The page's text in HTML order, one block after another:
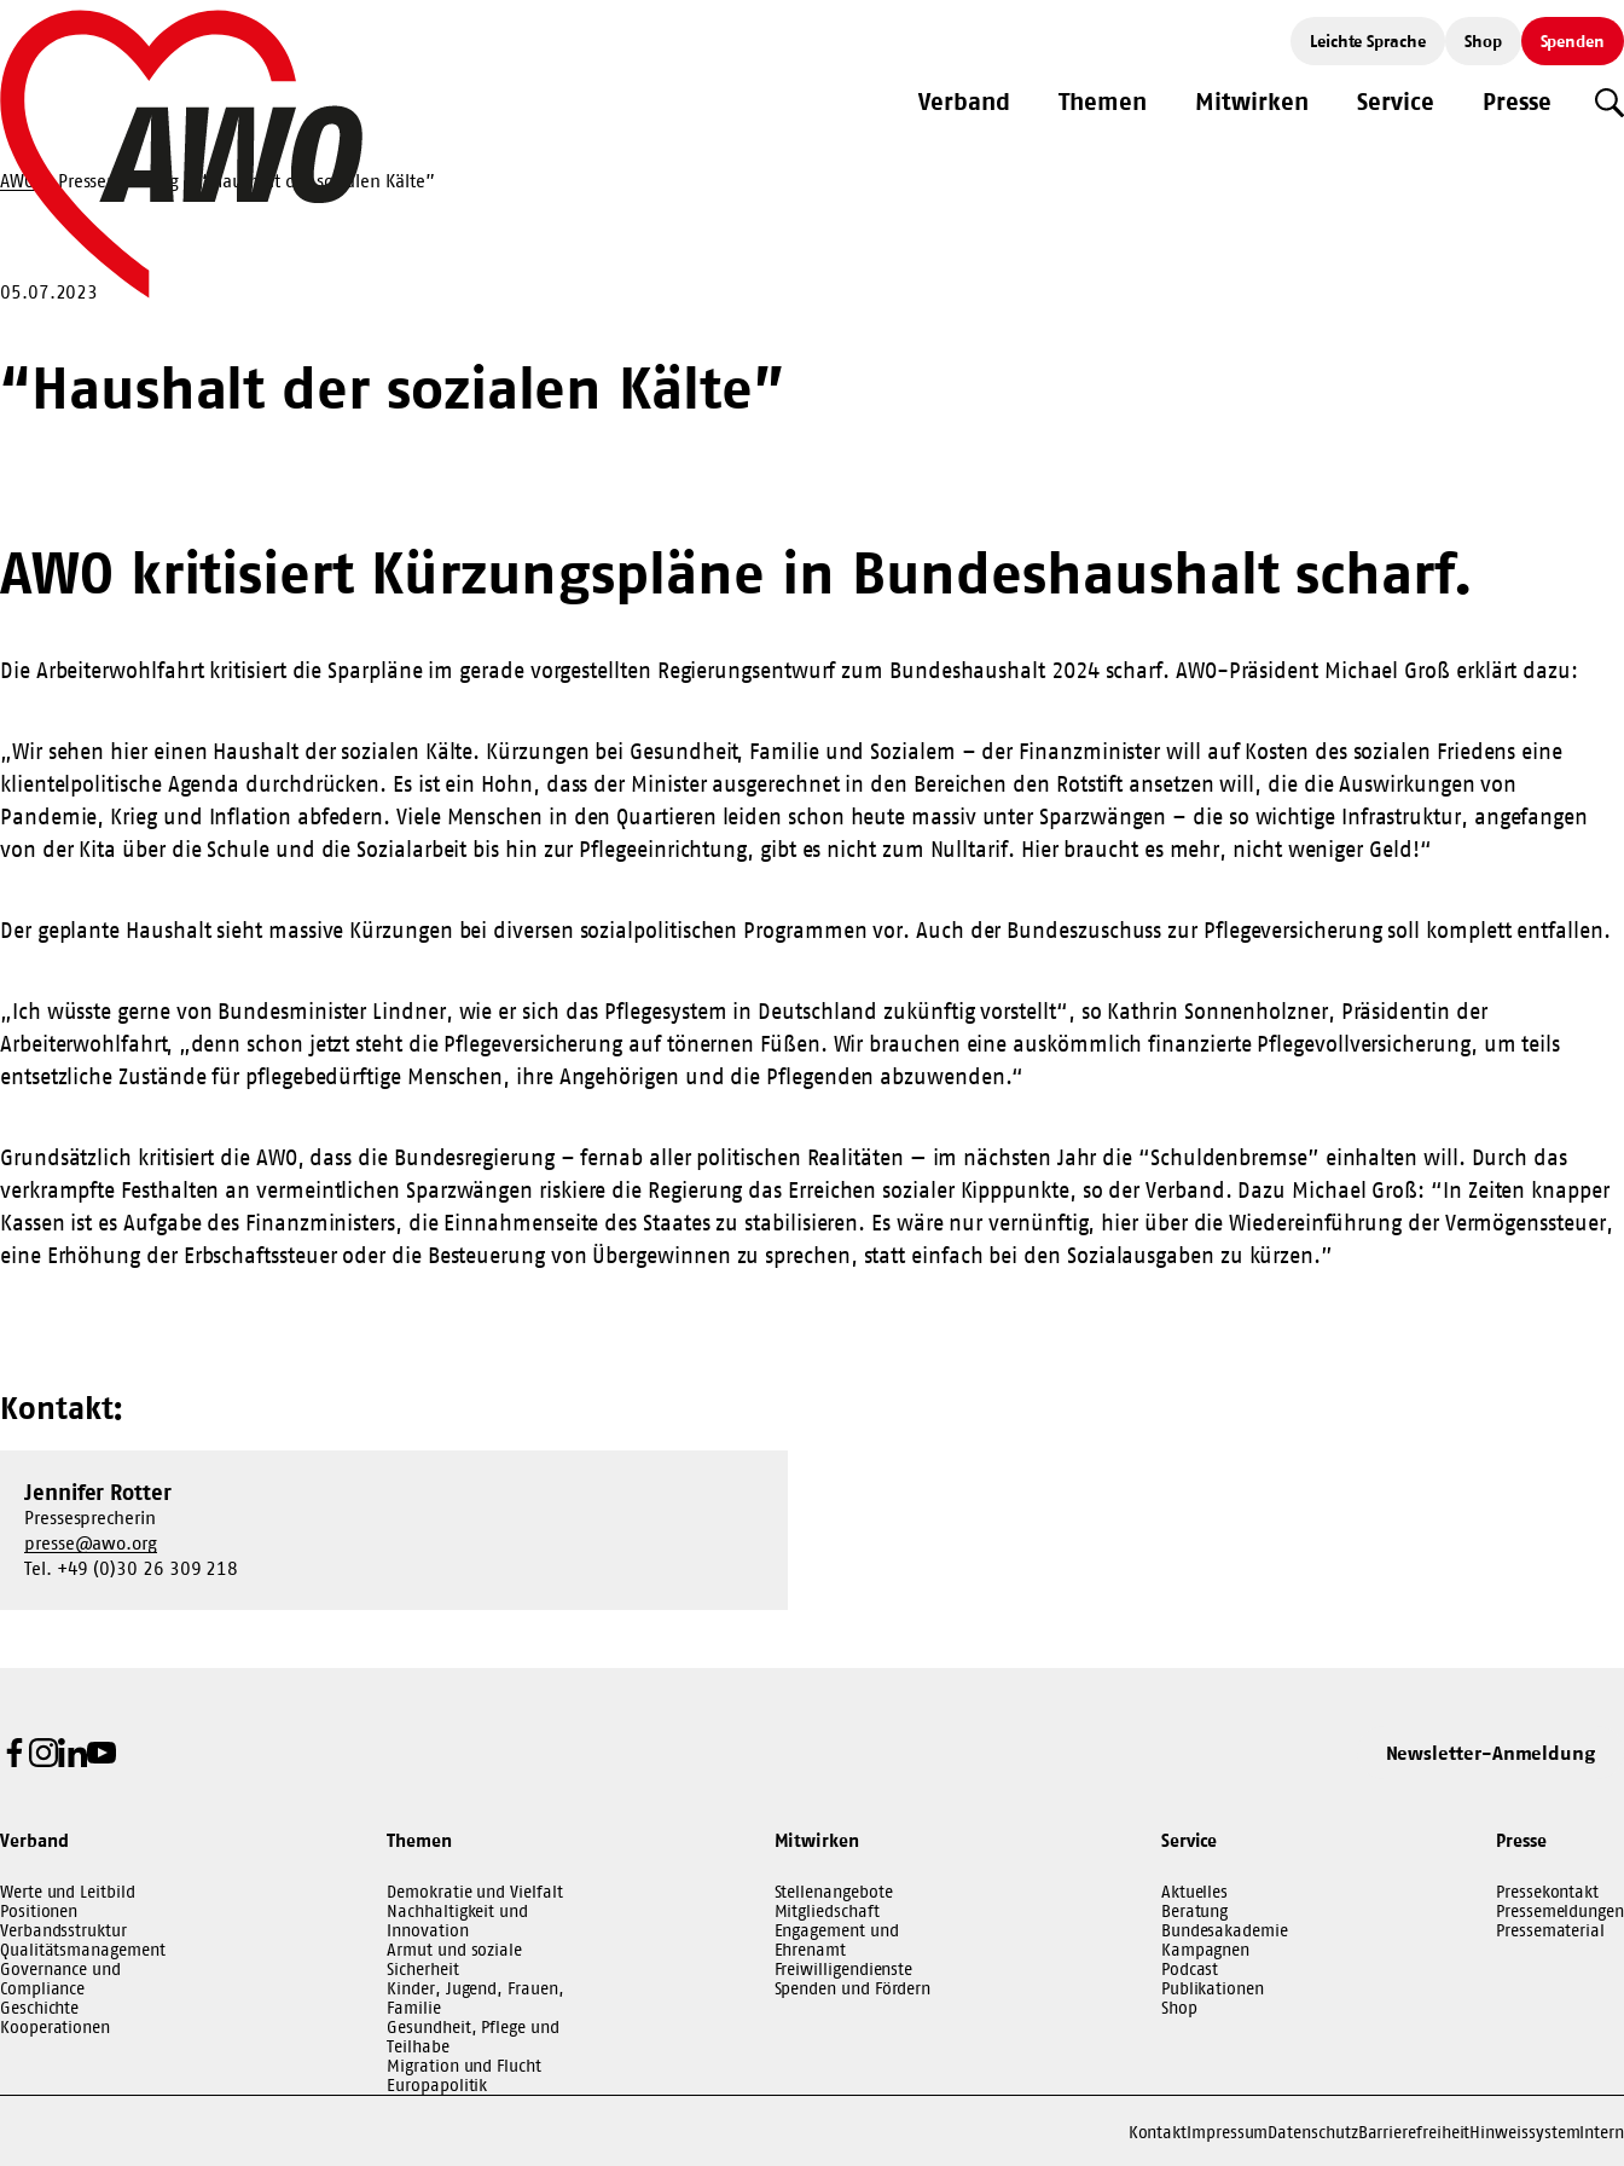
Zum
Hauptinhalt
springen
Startseite
Leichte Sprache Shop Spenden
Verband Themen Mitwirken Service Presse
Suche
AWO Pressemeldung “Haushalt der sozialen Kälte”
05.07.2023
“Haushalt der sozialen Kälte”
AWO kritisiert Kürzungspläne in Bundeshaushalt scharf.
Die Arbeiterwohlfahrt kritisiert die Sparpläne im gerade vorgestellten Regierungsentwurf zum Bundeshaushalt 2024 scharf. AWO-Präsident Michael Groß erklärt dazu:
„Wir sehen hier einen Haushalt der sozialen Kälte. Kürzungen bei Gesundheit, Familie und Sozialem – der Finanzminister will auf Kosten des sozialen Friedens eine
klientelpolitische Agenda durchdrücken. Es ist ein Hohn, dass der Minister ausgerechnet in den Bereichen den Rotstift ansetzen will, die die Auswirkungen von
Pandemie, Krieg und Inflation abfedern. Viele Menschen in den Quartieren leiden schon heute massiv unter Sparzwängen – die so wichtige Infrastruktur, angefangen
von der Kita über die Schule und die Sozialarbeit bis hin zur Pflegeeinrichtung, gibt es nicht zum Nulltarif. Hier braucht es mehr, nicht weniger Geld!“
Der geplante Haushalt sieht massive Kürzungen bei diversen sozialpolitischen Programmen vor. Auch der Bundeszuschuss zur Pflegeversicherung soll komplett entfallen.
„Ich wüsste gerne von Bundesminister Lindner, wie er sich das Pflegesystem in Deutschland zukünftig vorstellt“, so Kathrin Sonnenholzner, Präsidentin der
Arbeiterwohlfahrt, „denn schon jetzt steht die Pflegeversicherung auf tönernen Füßen. Wir brauchen eine auskömmlich finanzierte Pflegevollversicherung, um teils
entsetzliche Zustände für pflegebedürftige Menschen, ihre Angehörigen und die Pflegenden abzuwenden.“
Grundsätzlich kritisiert die AWO, dass die Bundesregierung – fernab aller politischen Realitäten — im nächsten Jahr die “Schuldenbremse” einhalten will. Durch das
verkrampfte Festhalten an vermeintlichen Sparzwängen riskiere die Regierung das Erreichen sozialer Kipppunkte, so der Verband. Dazu Michael Groß: “In Zeiten knapper
Kassen ist es Aufgabe des Finanzministers, die Einnahmenseite des Staates zu stabilisieren. Es wäre nur vernünftig, hier über die Wiedereinführung der Vermögenssteuer,
eine Erhöhung der Erbschaftssteuer oder die Besteuerung von Übergewinnen zu sprechen, statt einfach bei den Sozialausgaben zu kürzen.”
Kontakt:
Jennifer Rotter
Pressesprecherin
presse@awo.org
Tel. +49 (0)30 26 309 218
Facebook
Instagram
LinkedIn
Youtube Newsletter-Anmeldung
Verband
Werte und Leitbild
Positionen
Verbandsstruktur
Qualitätsmanagement
Governance und
Compliance
Geschichte
Kooperationen
Themen
Demokratie und Vielfalt
Nachhaltigkeit und
Innovation
Armut und soziale
Sicherheit
Kinder, Jugend, Frauen,
Familie
Gesundheit, Pflege und
Teilhabe
Migration und Flucht
Europapolitik
Mitwirken
Stellenangebote
Mitgliedschaft
Engagement und
Ehrenamt
Freiwilligendienste
Spenden und Fördern
Service
Aktuelles
Beratung
Bundesakademie
Kampagnen
Podcast
Publikationen
Shop
Presse
Pressekontakt
Pressemeldungen
Pressematerial
KontaktImpressumDatenschutzBarrierefreiheitHinweissystemIntern